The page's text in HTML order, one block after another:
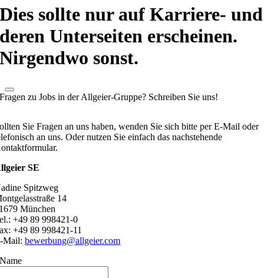
Dies sollte nur auf Karriere- und
deren Unterseiten erscheinen.
Nirgendwo sonst.
Fragen zu Jobs in der Allgeier-Gruppe? Schreiben Sie uns!
Sie Fragen an uns haben, wenden Sie sich bitte per E-Mail oder
an uns. Oder nutzen Sie einfach das nachstehende
SE
Spitzweg
14
München
+49 89 998421-0
+49 89 998421-11
Mail:bewerbung@allgeier.com
Name